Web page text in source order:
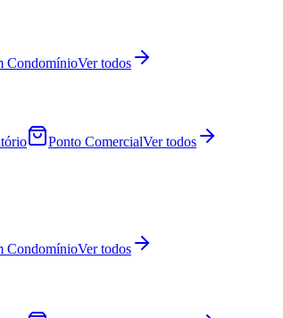
CondomínioVer todos
Ponto ComercialVer todos
CondomínioVer todos